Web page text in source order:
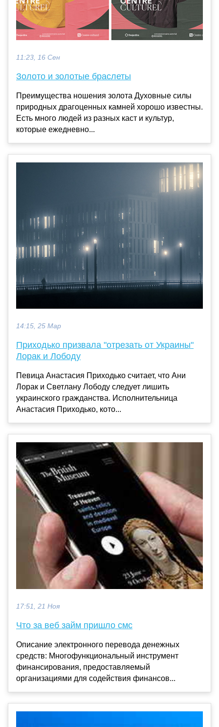
11:23, 16 Сен
Золото и золотые браслеты
Преимущества ношения золота Духовные силы
природных драгоценных камней хорошо известны.
Есть много людей из разных каст и культур,
которые ежедневно...
14:15, 25 Мар
Приходько призвала "отрезать от Украины"
Лорак и Лободу
Певица Анастасия Приходько считает, что Ани
Лорак и Светлану Лободу следует лишить
украинского гражданства. Исполнительница
Анастасия Приходько, кото...
17:51, 21 Ноя
Что за веб займ пришло смс
Описание электронного перевода денежных
средств: Многофункциональный инструмент
финансирования, предоставляемый
организациями для содействия финансов...